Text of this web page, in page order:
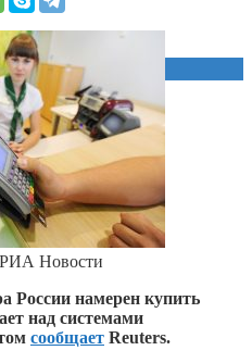
РИА Новости
России намерен купить
над системами
сообщает Reuters.